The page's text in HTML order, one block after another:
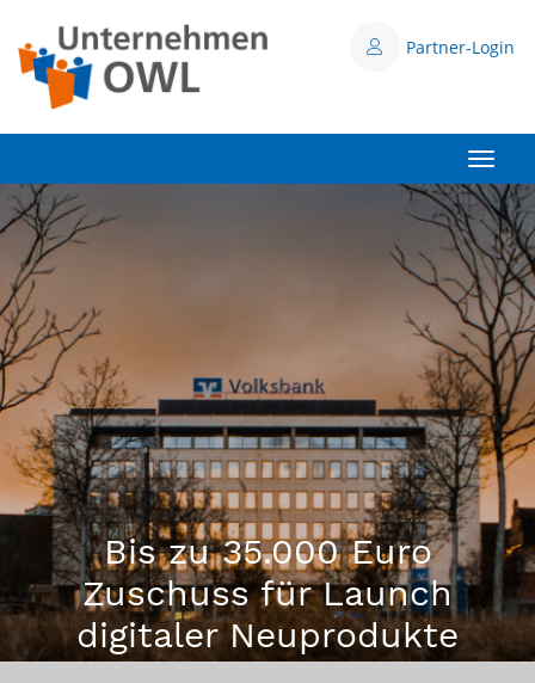
Partner-Login
Bis zu 35.000 Euro
Zuschuss für Launch
digitaler Neuprodukte